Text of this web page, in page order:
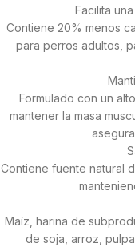
Facilita
Contiene 20% menos
para perros adultos,
Formulado con un
mantener la masa
Contiene fuente natural
Maíz, harina de
de soja, arroz,